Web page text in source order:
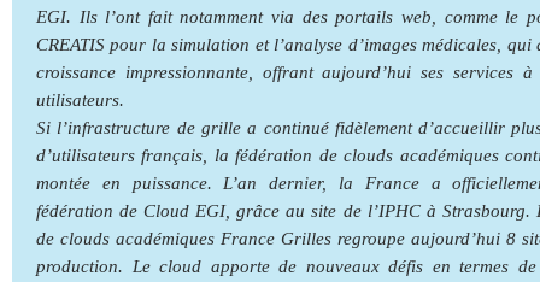
EGI. Ils l’ont fait notamment via des portails web, comme le
CREATIS pour la simulation et l’analyse d’images médicales, qui
croissance impressionnante, offrant aujourd’hui ses services
utilisateurs.
Si l’infrastructure de grille a continué fidèlement d’accueillir
d’utilisateurs français, la fédération de clouds académiques
montée en puissance. L’an dernier, la France a
fédération de Cloud EGI, grâce au site de l’IPHC à Strasbourg.
de clouds académiques France Grilles regroupe aujourd’hui 8
production. Le cloud apporte de nouveaux défis en termes